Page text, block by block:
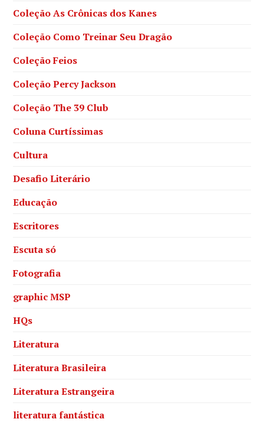
Coleção As Crônicas dos Kanes
Coleção Como Treinar Seu Dragão
Coleção Feios
Coleção Percy Jackson
Coleção The 39 Club
Coluna Curtíssimas
Cultura
Desafio Literário
Educação
Escritores
Escuta só
Fotografia
graphic MSP
HQs
Literatura
Literatura Brasileira
Literatura Estrangeira
literatura fantástica